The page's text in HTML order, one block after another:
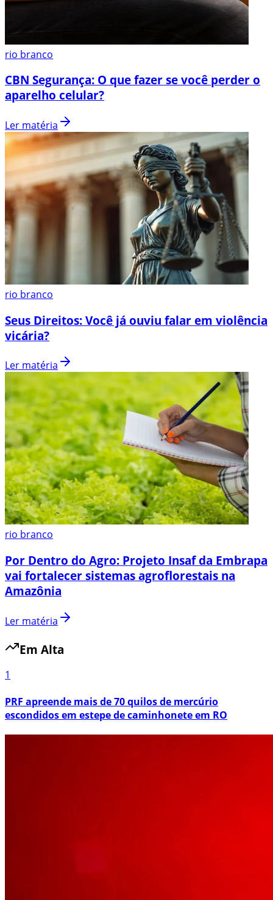
rio branco
CBN Segurança: O que fazer se você perder o
aparelho celular?
Ler matéria
rio branco
Seus Direitos: Você já ouviu falar em violência
vicária?
Ler matéria
rio branco
Por Dentro do Agro: Projeto Insaf da Embrapa
vai fortalecer sistemas agroflorestais na
Amazônia
Ler matéria
Em Alta
1
PRF apreende mais de 70 quilos de mercúrio
escondidos em estepe de caminhonete em RO